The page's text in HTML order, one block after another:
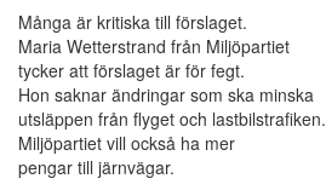
Många är kritiska till förslaget.
Maria Wetterstrand från Miljöpartiet
tycker att förslaget är för fegt.
Hon saknar ändringar som ska minska
utsläppen från flyget och lastbilstrafiken.
Miljöpartiet vill också ha mer
pengar till järnvägar.